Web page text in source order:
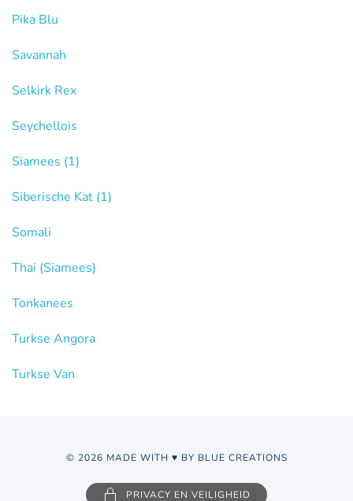
Pika Blu
Savannah
Selkirk Rex
Seychellois
Siamees (1)
Siberische Kat (1)
Somali
Thai (Siamees)
Tonkanees
Turkse Angora
Turkse Van
© 2026 MADE WITH ♥ BY BLUE CREATIONS
PRIVACY EN VEILIGHEID